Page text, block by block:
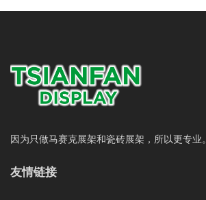
因为只做马赛克展架和瓷砖展架，所以更专业。
友情链接